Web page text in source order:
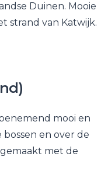
Duinen. Mooie
strand van Katwijk.
mooi en
en over de
met de